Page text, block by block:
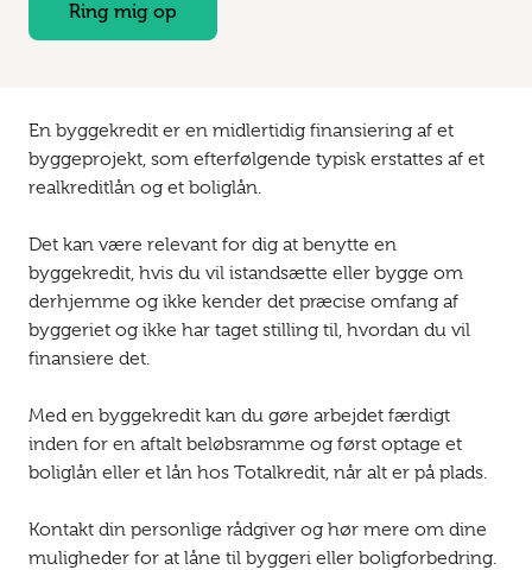
Ring mig op
En byggekredit er en midlertidig finansiering af et
byggeprojekt, som efterfølgende typisk erstattes af et
realkreditlån og et boliglån.
Det kan være relevant for dig at benytte en
byggekredit, hvis du vil istandsætte eller bygge om
derhjemme og ikke kender det præcise omfang af
byggeriet og ikke har taget stilling til, hvordan du vil
finansiere det.
Med en byggekredit kan du gøre arbejdet færdigt
inden for en aftalt beløbsramme og først optage et
boliglån eller et lån hos Totalkredit, når alt er på plads.
Kontakt din personlige rådgiver og hør mere om dine
muligheder for at låne til byggeri eller boligforbedring.